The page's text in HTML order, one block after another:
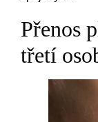
Přenos
třetí